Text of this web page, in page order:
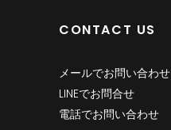
CONTACT US
メールでお問い合わせ
LINEでお問合せ
電話でお問い合わせ